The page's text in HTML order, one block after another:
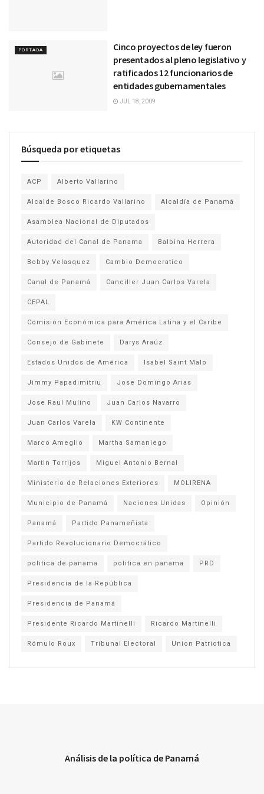
PORTADA
Cinco proyectos de ley fueron
presentados al pleno legislativo y
ratificados 12 funcionarios de
entidades gubernamentales
JUL 18, 2009
Búsqueda por etiquetas
ACP Alberto Vallarino
Alcalde Bosco Ricardo Vallarino Alcaldía de Panamá
Asamblea Nacional de Diputados
Autoridad del Canal de Panama Balbina Herrera
Bobby Velasquez Cambio Democratico
Canal de Panamá Canciller Juan Carlos Varela
CEPAL
Comisión Económica para América Latina y el Caribe
Consejo de Gabinete Darys Araúz
Estados Unidos de América Isabel Saint Malo
Jimmy Papadimitriu Jose Domingo Arias
Jose Raul Mulino Juan Carlos Navarro
Juan Carlos Varela KW Continente
Marco Ameglio Martha Samaniego
Martin Torrijos Miguel Antonio Bernal
Ministerio de Relaciones Exteriores MOLIRENA
Municipio de Panamá Naciones Unidas Opinión
Panamá Partido Panameñista
Partido Revolucionario Democrático
politica de panama politica en panama PRD
Presidencia de la República
Presidencia de Panamá
Presidente Ricardo Martinelli Ricardo Martinelli
Rómulo Roux Tribunal Electoral Union Patriotica
Análisis de la política de Panamá